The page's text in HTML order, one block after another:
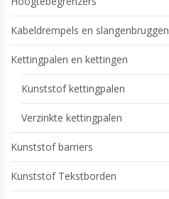
Kabeldrempels en slangenbruggen
Kettingpalen en kettingen
Kunststof kettingpalen
Verzinkte kettingpalen
Kunststof barriers
Kunststof Tekstborden